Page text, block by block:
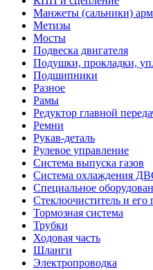
Манжеты (сальники)
Метизы
Мосты
Подвеска двигателя
Подушки, прокладки,
Подшипники
Разное
Рамы
Редуктор главной
Ремни
Рукав-деталь
Рулевое управление
Система выпуска газов
Система охлаждения
Специальное
Стеклоочиститель и его
Тормозная система
Трубки
Ходовая часть
Шланги
Электропроводка